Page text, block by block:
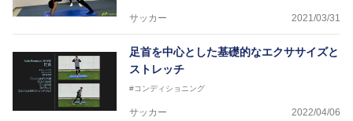
サッカー 2021/03/31
足首を中心とした基礎的なエクササイズと
ストレッチ
#コンディショニング
サッカー 2022/04/06